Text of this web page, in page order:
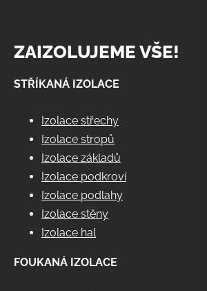
ZAIZOLUJEME VŠE!
STŘÍKANÁ IZOLACE
Izolace střechy
Izolace stropů
Izolace základů
Izolace podkroví
Izolace podlahy
Izolace stěny
Izolace hal
FOUKANÁ IZOLACE